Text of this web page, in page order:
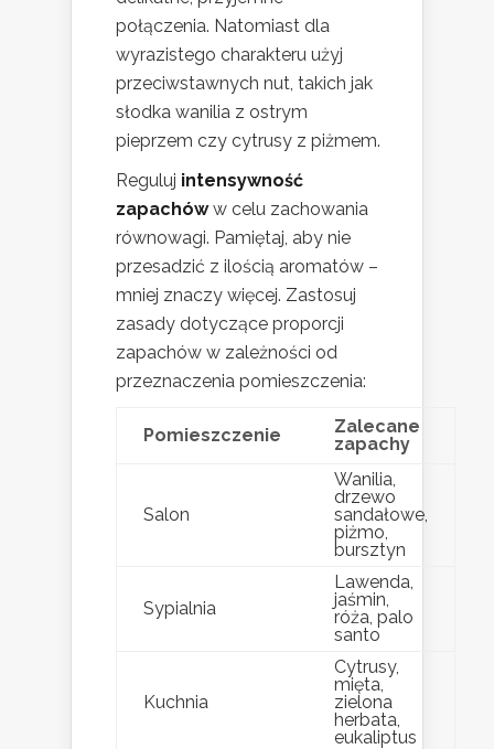
połączenia. Natomiast dla
wyrazistego charakteru użyj
przeciwstawnych nut, takich jak
słodka wanilia z ostrym
pieprzem czy cytrusy z piżmem.
Reguluj intensywność
zapachóww celu zachowania
równowagi. Pamiętaj, aby nie
przesadzić z ilością aromatów –
mniej znaczy więcej. Zastosuj
zasady dotyczące proporcji
zapachów w zależności od
przeznaczenia pomieszczenia:
Pomieszczenie
Zalecane
zapachy
Salon
Wanilia,
drzewo
sandałowe,
piżmo,
bursztyn
Sypialnia
Lawenda,
jaśmin,
róża, palo
santo
Kuchnia
Cytrusy,
mięta,
zielona
herbata,
eukaliptus